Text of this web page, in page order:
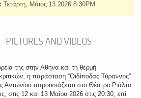
Τετάρτη, Μάιος 13 2026 8:30PM
PICTURES AND VIDEOS
της στην Αθήνα και τη θερμή
η παράσταση “Οιδίποδας Τύραννος”
Αντωνίου παρουσιάζεται στο Θέατρο Ριάλτο
στις 12 και 13 Μαΐου 2026 στις 20:30, επί